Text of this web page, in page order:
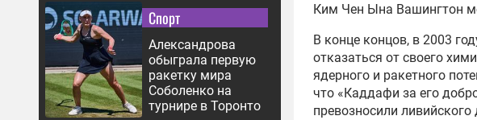
Спорт
Александрова
обыграла первую
ракетку мира
Соболенко на
турнире в Торонто
Ким Чен Ына Вашингтон
В конце концов, в 2003
отказаться от своего
ядерного и ракетного
что «Каддафи за его
превозносили